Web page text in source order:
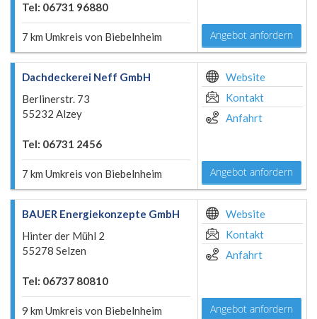
Tel: 06731 96880
7 km Umkreis von Biebelnheim Angebot anfordern
Dachdeckerei Neff GmbH
Berlinerstr. 73
55232 Alzey
Tel: 06731 2456
7 km Umkreis von Biebelnheim
Website
Kontakt
Anfahrt
Angebot anfordern
BAUER Energiekonzepte GmbH
Hinter der Mühl 2
55278 Selzen
Tel: 06737 80810
9 km Umkreis von Biebelnheim
Website
Kontakt
Anfahrt
Angebot anfordern